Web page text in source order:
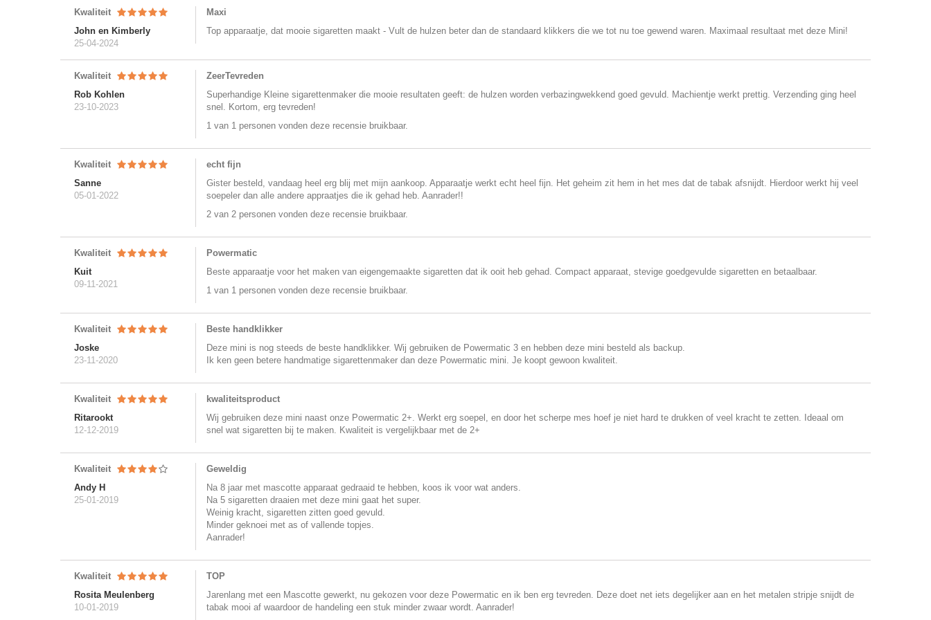
Kwaliteit
John en Kimberly
25-04-2024
Maxi
Top apparaatje, dat mooie sigaretten maakt - Vult de hulzen beter dan de standaard klikkers die we tot nu toe gewend waren. Maximaal resultaat met deze Mini!
Kwaliteit
Rob Kohlen
23-10-2023
ZeerTevreden
Superhandige Kleine sigarettenmaker die mooie resultaten geeft: de hulzen worden verbazingwekkend goed gevuld. Machientje werkt prettig. Verzending ging heel
snel. Kortom, erg tevreden!
1 van 1 personen vonden deze recensie bruikbaar.
Kwaliteit
Sanne
05-01-2022
echt fijn
Gister besteld, vandaag heel erg blij met mijn aankoop. Apparaatje werkt echt heel fijn. Het geheim zit hem in het mes dat de tabak afsnijdt. Hierdoor werkt hij veel
soepeler dan alle andere appraatjes die ik gehad heb. Aanrader!!
2 van 2 personen vonden deze recensie bruikbaar.
Kwaliteit
Kuit
09-11-2021
Powermatic
Beste apparaatje voor het maken van eigengemaakte sigaretten dat ik ooit heb gehad. Compact apparaat, stevige goedgevulde sigaretten en betaalbaar.
1 van 1 personen vonden deze recensie bruikbaar.
Kwaliteit
Joske
23-11-2020
Beste handklikker
Deze mini is nog steeds de beste handklikker. Wij gebruiken de Powermatic 3 en hebben deze mini besteld als backup.
Ik ken geen betere handmatige sigarettenmaker dan deze Powermatic mini. Je koopt gewoon kwaliteit.
Kwaliteit
Ritarookt
12-12-2019
kwaliteitsproduct
Wij gebruiken deze mini naast onze Powermatic 2+. Werkt erg soepel, en door het scherpe mes hoef je niet hard te drukken of veel kracht te zetten. Ideaal om
snel wat sigaretten bij te maken. Kwaliteit is vergelijkbaar met de 2+
Kwaliteit
Andy H
25-01-2019
Geweldig
Na 8 jaar met mascotte apparaat gedraaid te hebben, koos ik voor wat anders.
Na 5 sigaretten draaien met deze mini gaat het super.
Weinig kracht, sigaretten zitten goed gevuld.
Minder geknoei met as of vallende topjes.
Aanrader!
Kwaliteit
Rosita Meulenberg
10-01-2019
TOP
Jarenlang met een Mascotte gewerkt, nu gekozen voor deze Powermatic en ik ben erg tevreden. Deze doet net iets degelijker aan en het metalen stripje snijdt de
tabak mooi af waardoor de handeling een stuk minder zwaar wordt. Aanrader!